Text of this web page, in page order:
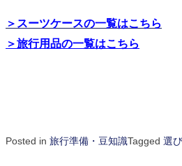
＞スーツケースの一覧はこちら
＞旅行用品の一覧はこちら
Posted in 旅行準備・豆知識Tagged 選